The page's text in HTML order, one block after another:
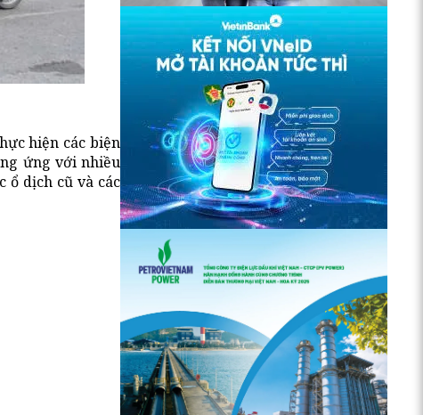
hiện các biện
ứng với nhiều
ổ dịch cũ và các